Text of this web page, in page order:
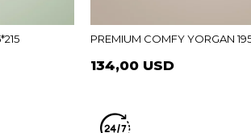
PREMIUM COMFY YORGAN
134,00 USD